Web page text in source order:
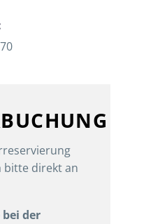
bitte direkt an
bei der